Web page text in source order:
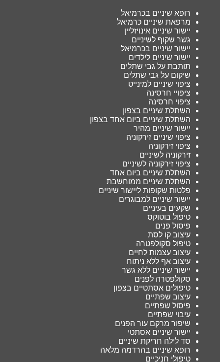
רופא שיניים בכרמיאל
מרפאת שיניים כרמיאל
יישור שיניים אינויזליין
גשר שקוף לשיניים
יישור שיניים בכרמיאל
יישור שיניים לילדים
תותבת על גבי שתלים
שיקום על גבי שתלים
ציפוי שיניים למינייט
ציפויי חרסינה
ציפוי חרסינה
השתלת שיניים בצפון
השתלת שיניים ביום אחד בצפון
יישור שיניים מהיר
ציפוי שיניים זירקוניה
ציפוי זירקוניה
זירקוניה לשיניים
ציפוי זירקוניה לשיניים
השתלת שיניים ביום אחד
השתלת שיניים ממוחשבת
פלטות שקופות ליישור שיניים
יישור שיניים למבוגרים
שקעים בעיניים
טיפול בוטוקס
פיסול פנים
עיצוב קו לסת
טיפול סקולפטרה
עיצוב עצמות לחיים
עיצוב אף ללא ניתוח
יישור שיניים ללא גשר
סקולפטרה לפנים
טיפולים אסתטיים בצפון
עיצוב שפתיים
פיסול שפתיים
עיבוי שפתיים
שיפור מרקם עור הפנים
יישור שיניים אסתטי
סד לילה חריקת שיניים
רופא שיניים בהרדמה מלאה
טיפולי חניכיים